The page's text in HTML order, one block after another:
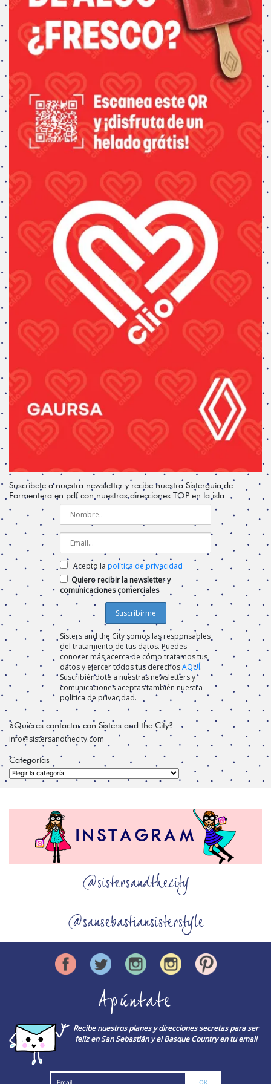
Suscríbete a nuestra newsletter y recibe nuestra Sisterguía de
Formentera en pdf con nuestras direcciones TOP en la isla
Acepto la política de privacidad
Quiero recibir la newsletter y
comunicaciones comerciales
Sisters and the City somos las responsables
del tratamiento de tus datos. Puedes
conocer más acerca de cómo tratamos tus
datos y ejercer todos tus derechosAQUÍ.
Suscribiéndote a nuestras newsletters y
comunicaciones aceptas también nuestra
política de privacidad.
¿Quiéres contactar con Sisters and the City?
info@sistersandthecity.com
Categorías
Categorías
@sistersandthecity
@sansebastiansisterstyle
Apúntate
Recibe nuestros planes y direcciones secretas para ser
feliz en San Sebastián y el Basque Country en tu email